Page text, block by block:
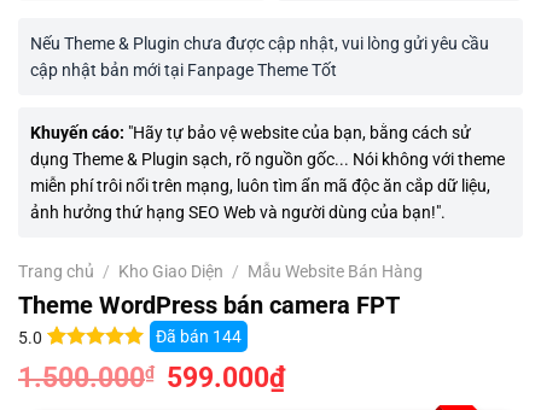
Nếu Theme & Plugin chưa được cập nhật, vui lòng gửi yêu cầu
cập nhật bản mới tại Fanpage Theme Tốt
Khuyến cáo: "Hãy tự bảo vệ website của bạn, bằng cách sử
dụng Theme & Plugin sạch, rõ nguồn gốc... Nói không với theme
miễn phí trôi nổi trên mạng, luôn tìm ẩn mã độc ăn cắp dữ liệu,
ảnh hưởng thứ hạng SEO Web và người dùng của bạn!".
Trang chủ / Kho Giao Diện / Mẫu Website Bán Hàng
Theme WordPress bán camera FPT
5.0
5.0 trên 5
dựa trên
3
Đã bán 144
1.500.000₫
Giá
gốc
599.000₫Giá
hiện